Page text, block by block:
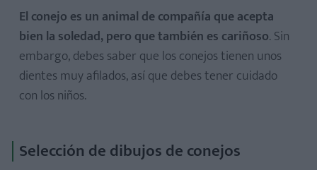
El conejo es un animal de compañía que acepta
bien la soledad, pero que también es cariñoso. Sin
embargo, debes saber que los conejos tienen unos
dientes muy afilados, así que debes tener cuidado
con los niños.
Selección de dibujos de conejos